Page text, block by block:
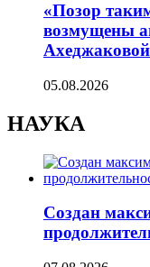
«Позор
возмущены
Ахеджаковой
05.08.2026
НАУКА
Создан